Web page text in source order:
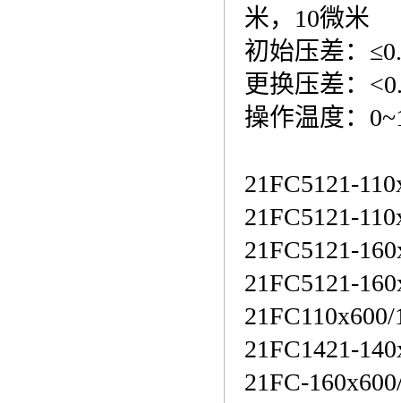
米，10微米
初始压差：
更换压差：
操作温度：
21FC5121-
21FC5121-
21FC5121-
21FC5121-
21FC1421-
21FC-